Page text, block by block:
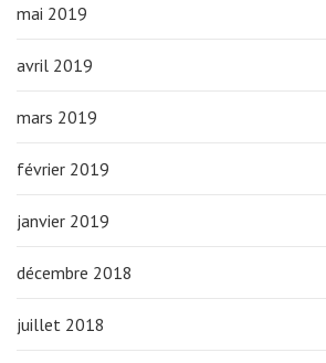
mai 2019
avril 2019
mars 2019
février 2019
janvier 2019
décembre 2018
juillet 2018